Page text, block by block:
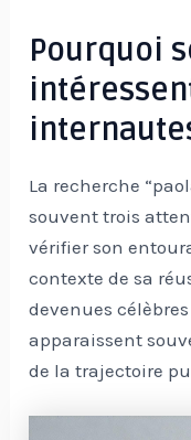
Pourquoi
La recherche
souvent trois
vérifier son
contexte de sa
devenues
apparaissent
de la trajectoire